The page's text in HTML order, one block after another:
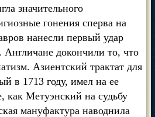
значительного
гонения сперва на
нанесли первый удар
докончили то, что
Азиентский трактат для
в 1713 году, имел на ее
как Метуэнский на судьбу
мануфактура наводнила